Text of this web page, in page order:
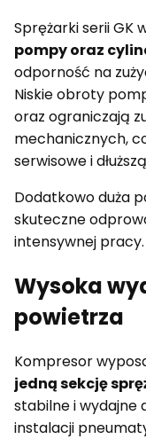
Sprężarki serii GK
pompy oraz
odporność na
Niskie obroty
oraz ograniczają
mechanicznych,
serwisowe i
Dodatkowo duża
skuteczne
intensywnej pracy.
Wysoka
powietrza
Kompresor
jedną sekcję
stabilne i wydajne
instalacji